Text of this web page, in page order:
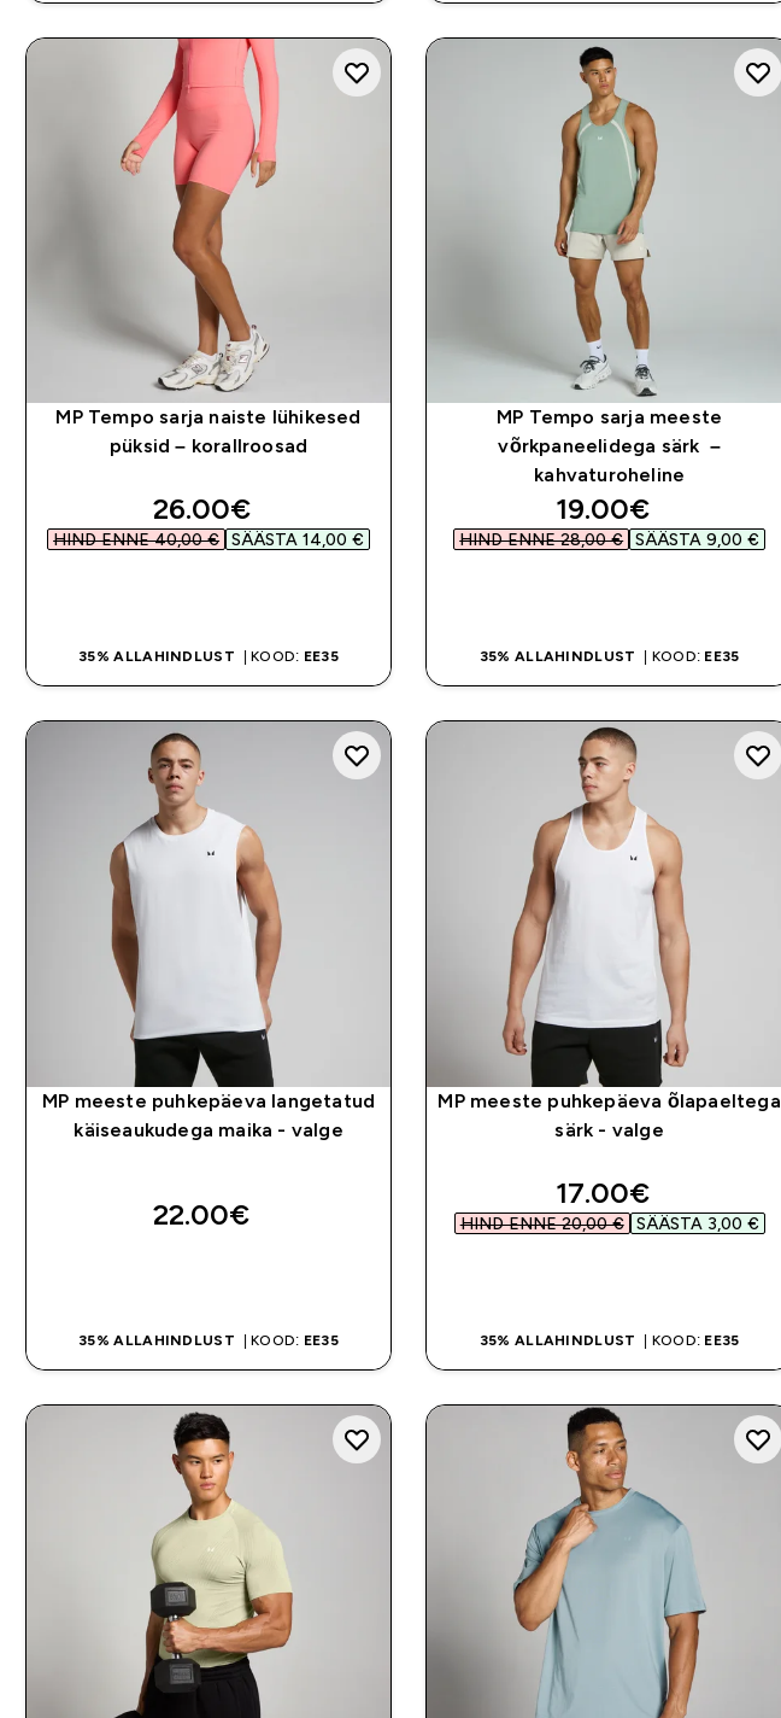
MP Tempo sarja naiste lühikesed
püksid – korallroosad
discounted price
26.00€‎
HIND ENNE 40,00 €‎ SÄÄSTA 14,00 €‎
35% ALLAHINDLUST | KOOD: EE35
MP Tempo sarja meeste
võrkpaneelidega särk –
kahvaturoheline
discounted price
19.00€‎
HIND ENNE 28,00 €‎ SÄÄSTA 9,00 €‎
35% ALLAHINDLUST | KOOD: EE35
MP meeste puhkepäeva langetatud
käiseaukudega maika - valge
22.00€‎
35% ALLAHINDLUST | KOOD: EE35
MP meeste puhkepäeva õlapaeltega
särk - valge
discounted price
17.00€‎
HIND ENNE 20,00 €‎ SÄÄSTA 3,00 €‎
35% ALLAHINDLUST | KOOD: EE35